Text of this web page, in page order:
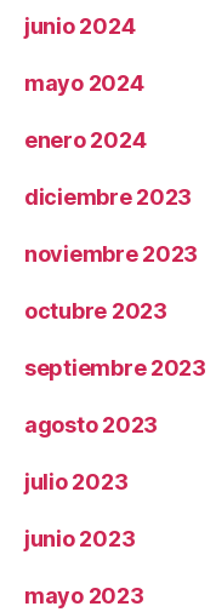
junio 2024
mayo 2024
enero 2024
diciembre 2023
noviembre 2023
octubre 2023
septiembre 2023
agosto 2023
julio 2023
junio 2023
mayo 2023